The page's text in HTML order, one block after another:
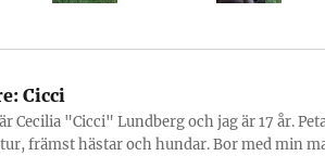
Cicci
Cecilia "Cicci" Lundberg och jag är 17 år.
främst hästar och hundar. Bor med min